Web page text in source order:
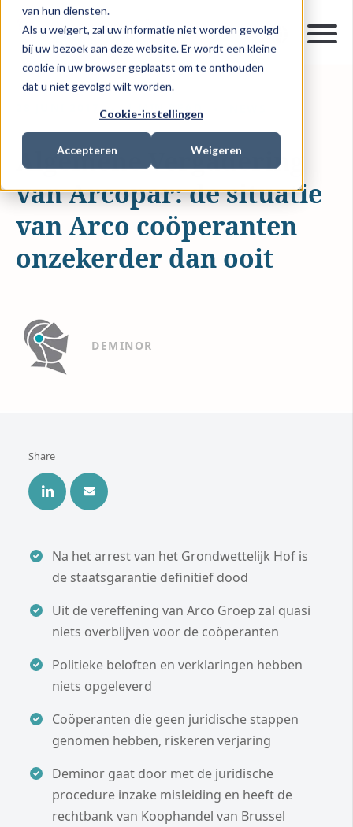
van hun diensten.
Als u weigert, zal uw informatie niet worden gevolgd
bij uw bezoek aan deze website. Er wordt een kleine
cookie in uw browser geplaatst om te onthouden
dat u niet gevolgd wilt worden.
Cookie-instellingen
Accepteren Weigeren
1 MIN READ
Algemene Vergadering
van Arcopar: de situatie
van Arco coöperanten
onzekerder dan ooit
DEMINOR
Share
Na het arrest van het Grondwettelijk Hof is
de staatsgarantie definitief dood
Uit de vereffening van Arco Groep zal quasi
niets overblijven voor de coöperanten
Politieke beloften en verklaringen hebben
niets opgeleverd
Coöperanten die geen juridische stappen
genomen hebben, riskeren verjaring
Deminor gaat door met de juridische
procedure inzake misleiding en heeft de
rechtbank van Koophandel van Brussel